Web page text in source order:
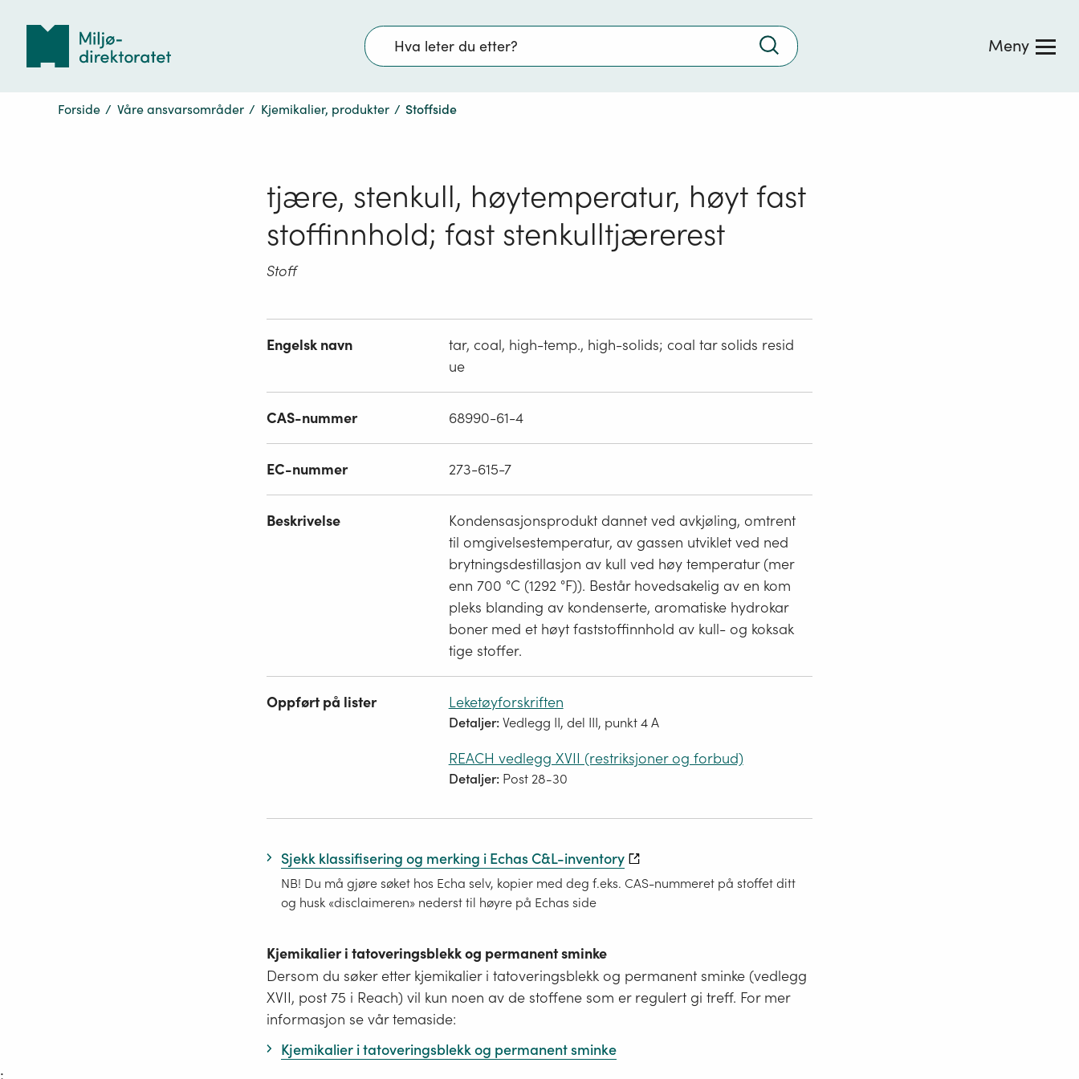
Søk
Trykk
søke
Meny
Forside / Våre ansvarsområder / Kjemikalier, produkter / Stoffside
tjære, stenkull, høytemperatur, høyt fast
stoffinnhold; fast stenkulltjærerest
Stoff
Engelsk navn
tar, coal, high-temp., high-solids; coal tar solids resid
ue
CAS-nummer 68990-61-4
EC-nummer 273-615-7
Beskrivelse
Kondensasjonsprodukt dannet ved avkjøling, omtrent
til omgivelsestemperatur, av gassen utviklet ved ned
brytningsdestillasjon av kull ved høy temperatur (mer
enn 700 °C (1292 °F)). Består hovedsakelig av en kom
pleks blanding av kondenserte, aromatiske hydrokar
boner med et høyt faststoffinnhold av kull- og koksak
tige stoffer.
Oppført på lister Leketøyforskriften
Detaljer:Vedlegg II, del III, punkt 4 A
REACH vedlegg XVII (restriksjoner og forbud)
Detaljer: Post 28-30
Sjekk klassifisering og merking i Echas C&L-inventory
NB! Du må gjøre søket hos Echa selv, kopier med deg f.eks. CAS-nummeret på stoffet ditt
og husk «disclaimeren» nederst til høyre på Echas side
Kjemikalier i tatoveringsblekk og permanent sminke
Dersom du søker etter kjemikalier i tatoveringsblekk og permanent sminke (vedlegg
XVII, post 75 i Reach) vil kun noen av de stoffene som er regulert gi treff. For mer
informasjon se vår temaside:
Kjemikalier i tatoveringsblekk og permanent sminke
;